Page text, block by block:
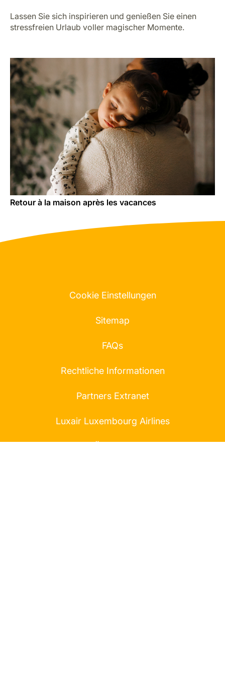
Lassen Sie sich inspirieren und genießen Sie einen
stressfreien Urlaub voller magischer Momente.
Retour à la maison après les vacances
Cookie Einstellungen
Sitemap
FAQs
Rechtliche Informationen
Partners Extranet
Luxair Luxembourg Airlines